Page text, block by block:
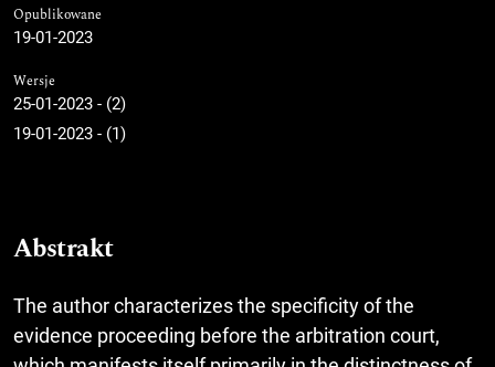
Opublikowane
19-01-2023
Wersje
25-01-2023 - (2)
19-01-2023 - (1)
Abstrakt
The author characterizes the specificity of the
evidence proceeding before the arbitration court,